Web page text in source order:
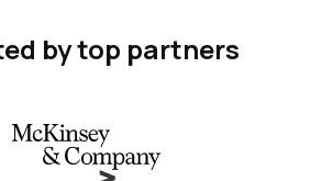
by top partners